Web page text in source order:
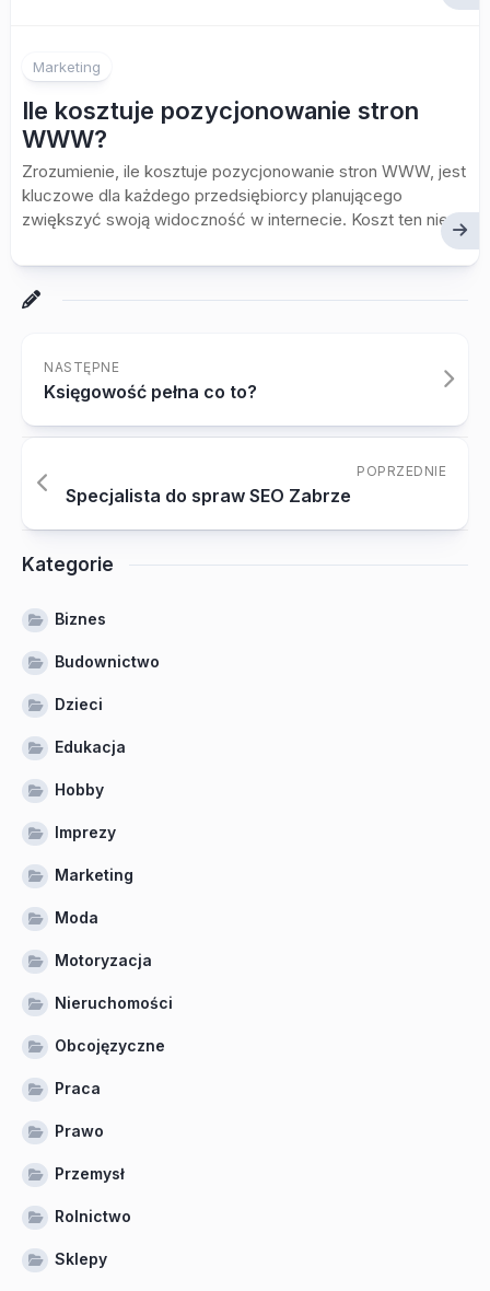
Marketing
Ile kosztuje pozycjonowanie stron
WWW?
Zrozumienie, ile kosztuje pozycjonowanie stron WWW, jest
kluczowe dla każdego przedsiębiorcy planującego
zwiększyć swoją widoczność w internecie. Koszt ten nie...
NASTĘPNE
Księgowość pełna co to?
POPRZEDNIE
Specjalista do spraw SEO Zabrze
Kategorie
Biznes
Budownictwo
Dzieci
Edukacja
Hobby
Imprezy
Marketing
Moda
Motoryzacja
Nieruchomości
Obcojęzyczne
Praca
Prawo
Przemysł
Rolnictwo
Sklepy